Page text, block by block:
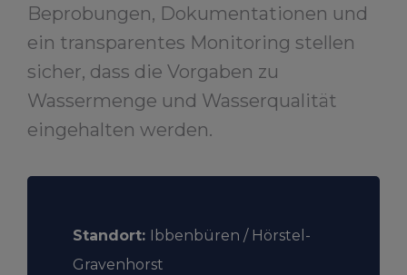
Beprobungen, Dokumentationen und
ein transparentes Monitoring stellen
sicher, dass die Vorgaben zu
Wassermenge und Wasserqualität
eingehalten werden.
Standort: Ibbenbüren / Hörstel-
Gravenhorst